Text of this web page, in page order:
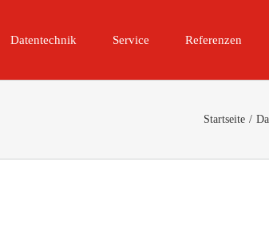
Datentechnik Service Referenzen
Startseite